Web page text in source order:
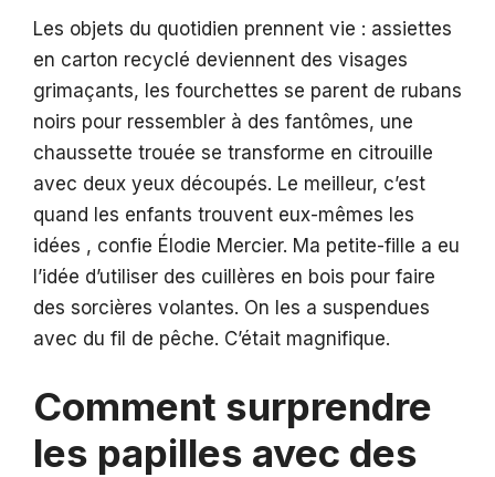
Les objets du quotidien prennent vie : assiettes
en carton recyclé deviennent des visages
grimaçants, les fourchettes se parent de rubans
noirs pour ressembler à des fantômes, une
chaussette trouée se transforme en citrouille
avec deux yeux découpés. Le meilleur, c’est
quand les enfants trouvent eux-mêmes les
idées , confie Élodie Mercier. Ma petite-fille a eu
l’idée d’utiliser des cuillères en bois pour faire
des sorcières volantes. On les a suspendues
avec du fil de pêche. C’était magnifique.
Comment surprendre
les papilles avec des